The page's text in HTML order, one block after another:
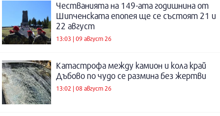
Честванията на 149-ата годишнина от
Шипченската епопея ще се състоят 21 и
22 август
13:03 | 09 август 26
Катастрофа между камион и кола край
Дъбово по чудо се размина без жертви
13:02 | 08 август 26